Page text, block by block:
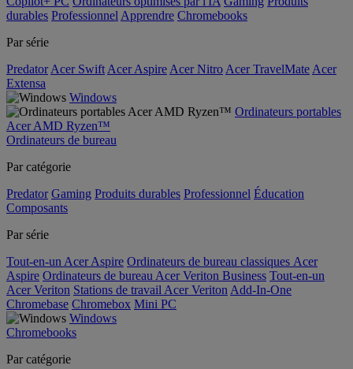
durables Professionnel Apprendre Chromebooks
Par série
Predator Acer Swift Acer Aspire Acer Nitro Acer TravelMate Acer
Extensa
Windows
Ordinateurs portables
Acer AMD Ryzen™
Ordinateurs de bureau
Par catégorie
Predator Gaming Produits durables Professionnel Éducation
Composants
Par série
Tout-en-un Acer Aspire Ordinateurs de bureau classiques Acer
Aspire Ordinateurs de bureau Acer Veriton Business Tout-en-un
Acer Veriton Stations de travail Acer Veriton Add-In-One
Chromebase Chromebox Mini PC
Windows
Chromebooks
Par catégorie